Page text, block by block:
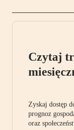
Czytaj
Zyskaj dostęp
prognoz
oraz